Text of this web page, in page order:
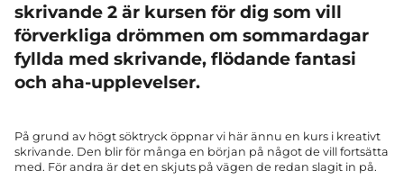
skrivande 2 är kursen för dig som vill
förverkliga drömmen om sommardagar
fyllda med skrivande, flödande fantasi
och aha-upplevelser.
På grund av högt söktryck öppnar vi här ännu en kurs i kreativt
skrivande. Den blir för många en början på något de vill fortsätta
med. För andra är det en skjuts på vägen de redan slagit in på.